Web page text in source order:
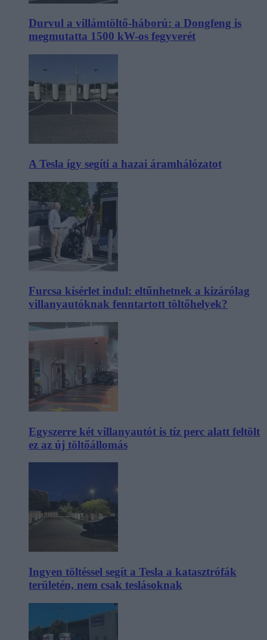
Durvul a villámtöltő-háború: a Dongfeng is
megmutatta 1500 kW-os fegyverét
A Tesla így segíti a hazai áramhálózatot
Furcsa kísérlet indul: eltűnhetnek a kizárólag
villanyautóknak fenntartott töltőhelyek?
Egyszerre két villanyautót is tíz perc alatt feltölt
ez az új töltőállomás
Ingyen töltéssel segít a Tesla a katasztrófák
területén, nem csak teslásoknak